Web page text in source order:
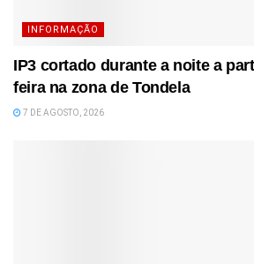
INFORMAÇÃO
IP3 cortado durante a noite a
feira na zona de Tondela
7 DE AGOSTO, 2026